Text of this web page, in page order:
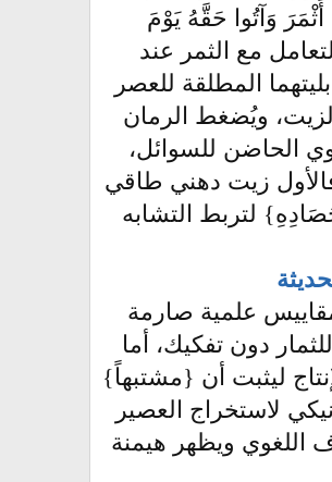
وَآتُوا حَقَّهُ يَوْمَ
مع الثمر عند
المطلقة للعصر
ويُضغط الرمان
الحاضن للسوائل،
زيت دهني طاقي
لتربط التشابه
علمية صارمة
دون تفكيك، أما
ليثبت أن {مشتبهاً}
لاستخراج العصير
اللغوي ويظهر هيمنة